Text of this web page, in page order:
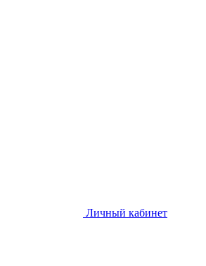
Личный кабинет